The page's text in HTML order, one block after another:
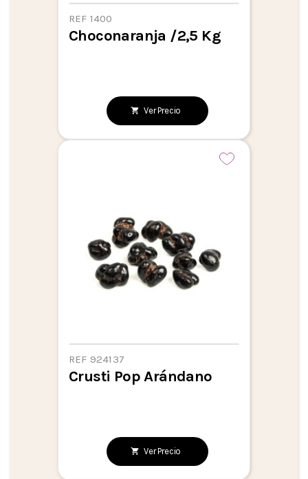
REF 1400
Choconaranja /2,5 Kg
Ver Precio
REF 924137
Crusti Pop Arándano
Ver Precio